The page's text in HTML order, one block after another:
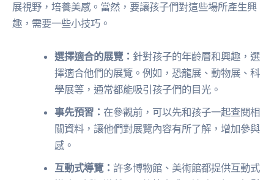
展視野，培養美感。當然，要讓孩子們對這些場所產生興
趣，需要一些小技巧。
選擇適合的展覽： 針對孩子的年齡層和興趣，選
擇適合他們的展覽。例如，恐龍展、動物展、科
學展等，通常都能吸引孩子們的目光。
事先預習：在參觀前，可以先和孩子一起查閱相
關資料，讓他們對展覽內容有所了解，增加參與
感。
互動式導覽：許多博物館、美術館都提供互動式